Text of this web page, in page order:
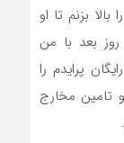
بزنم تا او
بعد با من
پرایدم را
تامین مخارج